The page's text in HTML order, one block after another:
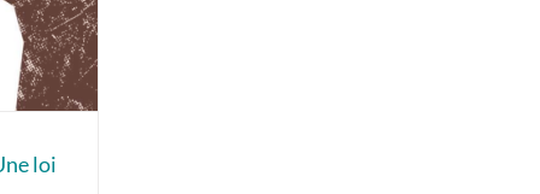
loi